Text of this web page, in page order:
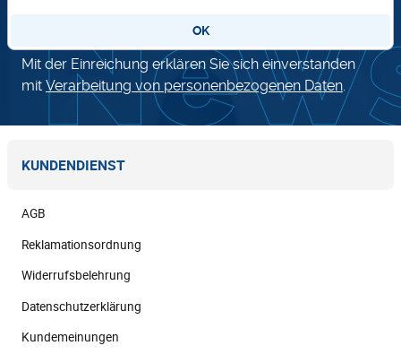
OK
Mit der Einreichung erklären Sie sich einverstanden
mit Verarbeitung von personenbezogenen Daten.
KUNDENDIENST
AGB
Reklamationsordnung
Widerrufsbelehrung
Datenschutzerklärung
Kundemeinungen